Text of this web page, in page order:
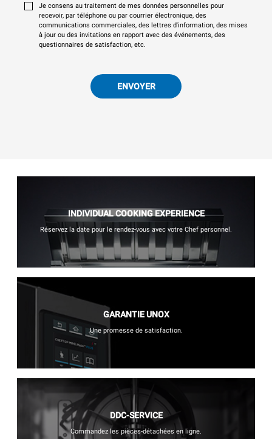
Je consens au traitement de mes données personnelles pour
recevoir, par téléphone ou par courrier électronique, des
communications commerciales, des lettres d'information, des mises
à jour ou des invitations en rapport avec des événements, des
questionnaires de satisfaction, etc.
ENVOYER
INDIVIDUAL COOKING EXPERIENCE
Réservez la date pour le rendez-vous avec votre Chef personnel.
GARANTIE UNOX
Une promesse de satisfaction.
DDC-SERVICE
Commandez les pièces-détachées en ligne.